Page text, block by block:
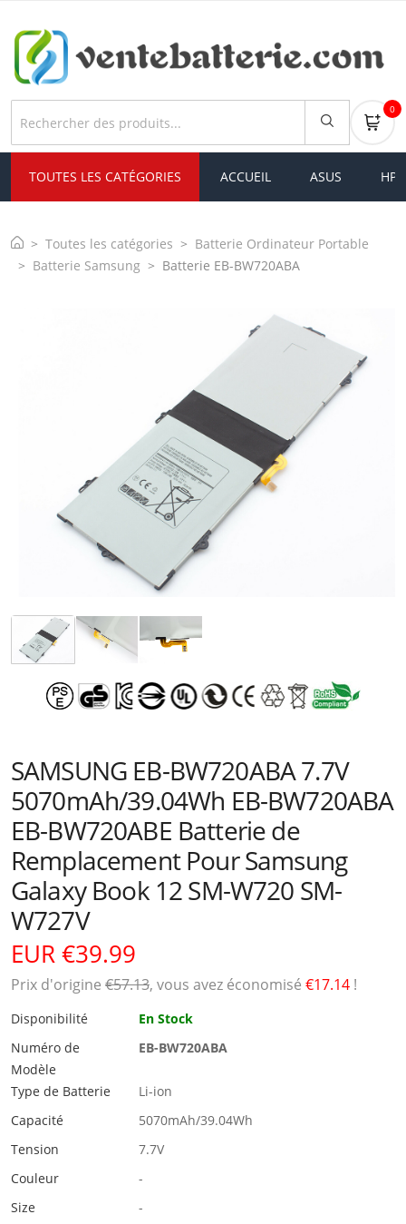
0
TOUTES LES CATÉGORIES ACCUEIL ASUS HP
Toutes les catégories
Batterie Ordinateur Portable
Batterie Samsung
Batterie EB-BW720ABA
SAMSUNG EB-BW720ABA 7.7V
5070mAh/39.04Wh EB-BW720ABA
EB-BW720ABE Batterie de
Remplacement Pour Samsung
Galaxy Book 12 SM-W720 SM-
W727V
EUR €39.99
Prix ​​d'origine €57.13, vous avez économisé €17.14 !
Disponibilité
En Stock
Numéro de
Modèle
EB-BW720ABA
Type de Batterie
Li-ion
Capacité
5070mAh/39.04Wh
Tension
7.7V
Couleur
-
Size
-